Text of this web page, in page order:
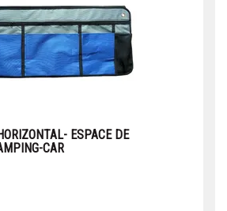
ESPACE DE
CAR